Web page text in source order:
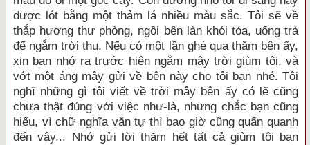
được lót bằng một thảm lá nhiều màu sắc. Tôi sẽ về
thắp hương thư phòng, ngồi bên làn khói tỏa, uống trà
để ngắm trời thu. Nếu có một lần ghé qua thăm bên ấy,
xin bạn nhớ ra trước hiên ngắm mây trời giùm tôi, và
vớt một áng mây gửi về bên này cho tôi bạn nhé. Tôi
nghĩ những gì tôi viết về trời mây bên ấy có lẽ cũng
chưa thật đúng với việc như-là, nhưng chắc bạn cũng
hiểu, vì chữ nghĩa văn tự thì bao giờ cũng quẩn quanh
đến vậy... Nhớ gửi lời thăm hết tất cả giùm tôi bạn